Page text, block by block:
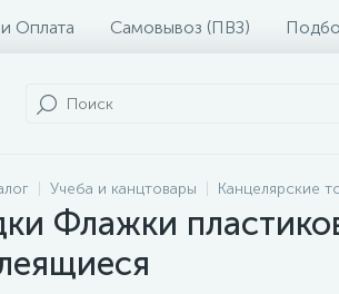
Оплата Самовывоз (ПВЗ)
Учеба и канцтовары Канцелярские
Флажки